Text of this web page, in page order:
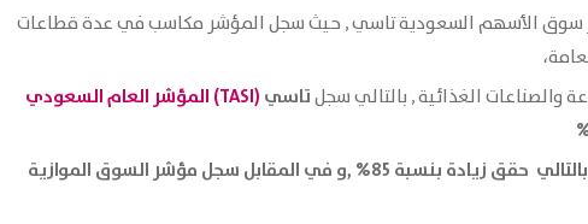
سوق الأسهم السعودية تاسي , حيث سجل المؤشر مكاسب في عدة قطاعات
والصناعات الغذائية , بالتالي سجلتاسي (TASI) المؤشر العام السعودي
11,725.19 SAR بالتالي حقق زيادة بنسبة 85% ,و في المقابل سجل مؤشر السوق الموازية